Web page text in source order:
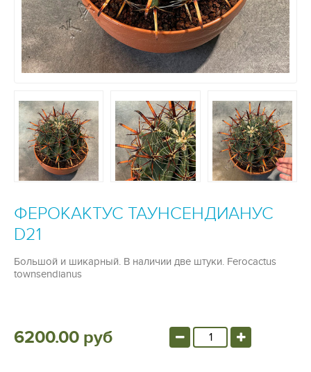
ФЕРОКАКТУС ТАУНСЕНДИАНУС
D21
Большой и шикарный. В наличии две штуки. Ferocactus
townsendianus
6200.00 руб